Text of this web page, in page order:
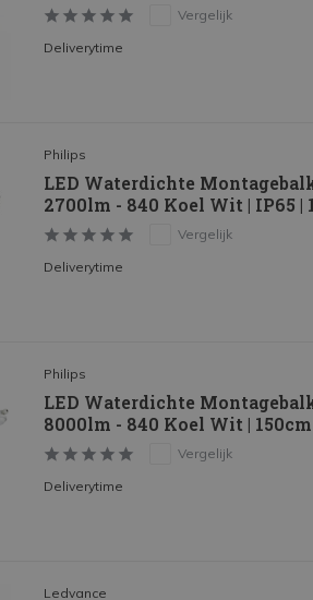
Vergelijk
Deliverytime
Philips
LED Waterdichte
2700lm - 840 Koel Wit | IP65
Vergelijk
Deliverytime
Philips
LED Waterdichte
8000lm - 840 Koel Wit |
Vergelijk
Deliverytime
Ledvance